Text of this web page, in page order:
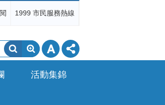
1999 市民服務熱線
搜
尋
活動集錦